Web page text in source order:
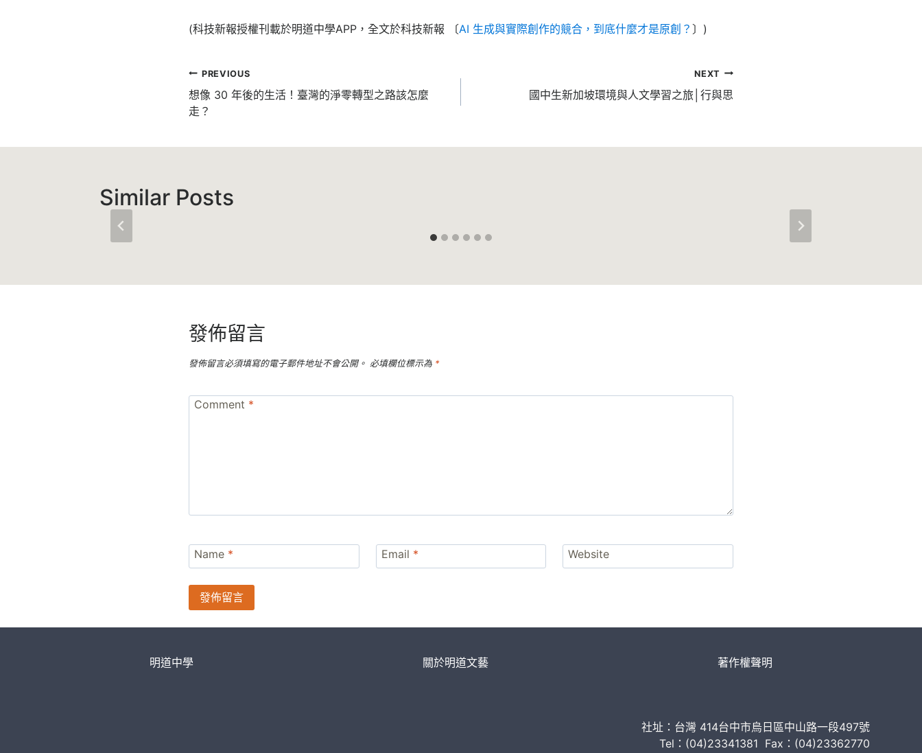
(科技新報授權刊載於明道中學APP，全文於科技新報 〔AI 生成與實際創作的競合，到底什麼才是原創？ 〕)
文
章
導
覽
PREVIOUS
想像 30 年後的生活！臺灣的淨零轉型之路該怎麼
走？
NEXT
國中生新加坡環境與人文學習之旅│行與思
Similar Posts
發佈留言
發佈留言必須填寫的電子郵件地址不會公開。 必填欄位標示為 *
Comment *
Name * Email * Website
明道中學 關於明道文藝 著作權聲明
社址：台灣 414台中市烏日區中山路一段497號
Tel：(04)23341381 Fax：(04)23362770